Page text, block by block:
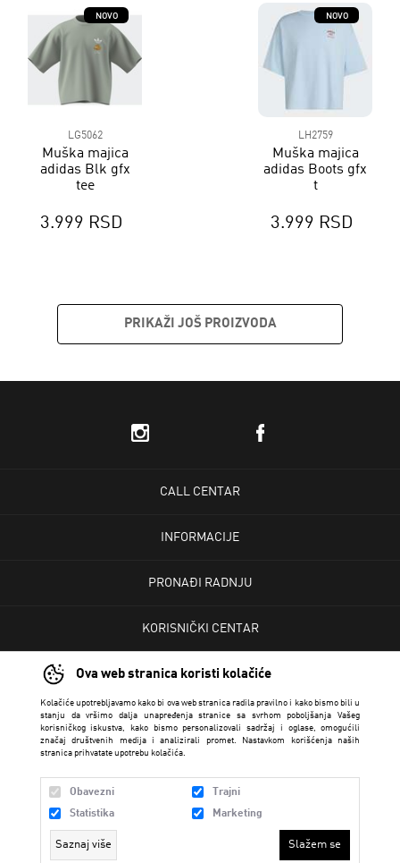
Ova web stranica koristi kolačiće
Kolačiće upotrebljavamo kako bi ova web stranica radila pravilno i kako bismo bili u
stanju da vršimo dalja unapređenja stranice sa svrhom poboljšanja Vašeg
korisničkog iskustva, kako bismo personalizovali sadržaj i oglase, omogućili
značaj društvenih medija i analizirali promet. Nastavkom korišćenja naših
stranica prihvatate upotrebu kolačića.
Obavezni
Trajni
Statistika
Marketing
Saznaj više Slažem se
LG5062
Muška majica
adidas Blk gfx
tee
3.999 RSD
NOVO
LH2759
Muška majica
adidas Boots gfx
t
3.999 RSD
NOVO
PRIKAŽI JOŠ PROIZVODA
CALL CENTAR
INFORMACIJE
PRONAĐI RADNJU
KORISNIČKI CENTAR
USLOVI PRODAJE
Trendmaker 2026 created by Enetel Solutions